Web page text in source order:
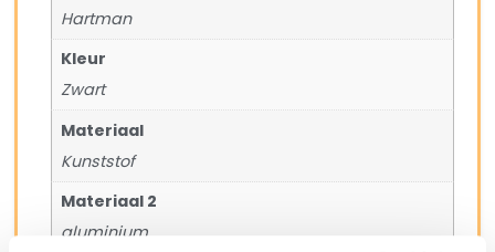
Hartman
Kleur
Zwart
Materiaal
Kunststof
Materiaal 2
aluminium